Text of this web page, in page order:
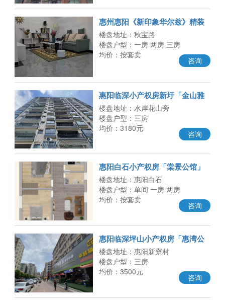
惠州惠阳《新印象华尔兹》精装
小产权房 白石伯恩厂旁 总价1
楼盘地址：秋宝路
楼盘户型：一房 两房 三房
均价：按套卖
咨询
惠阳临深小产权房新圩「金山雅
苑」水岸花山旁 依山傍水 比邻
楼盘地址：水岸花山旁
楼盘户型：三房
均价：3180元
咨询
惠阳白石小产权房「棠景公馆」
精装电梯房 总价仅6万起 临深坪
楼盘地址：惠阳白石
楼盘户型：单间 一房 两房
均价：按套卖
咨询
惠阳临深坪山小产权房「惠湾公
馆」新寮村两栋统建楼 带地下停
楼盘地址：惠阳新寮村
楼盘户型：三房
均价：3500元
咨询